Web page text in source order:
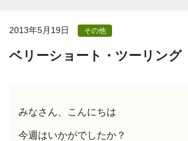
2013年5月19日 その他
ベリーショート・ツーリング
みなさん、こんにちは
今週はいかがでしたか？